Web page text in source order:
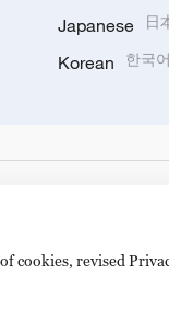
Japanese 日
Korean 한국어
cookies, revised